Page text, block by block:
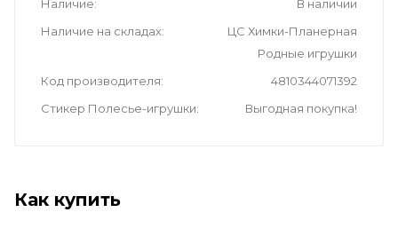
Наличие
В наличии
Наличие на складах
ЦС Химки-Планерная
Родные игрушки
Код производителя
4810344071392
Стикер Полесье-игрушки
Выгодная покупка!
Как купить